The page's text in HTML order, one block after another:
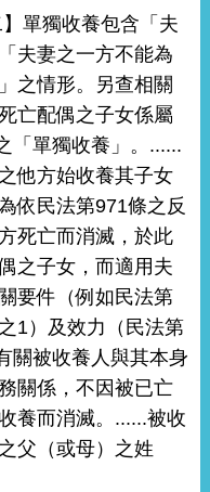
單獨收養包含「夫
夫妻之一方不能為
之情形。另查相關
亡配偶之子女係屬
「單獨收養」。......
他方始收養其子女
依民法第971條之反
死亡而消滅，於此
之子女，而適用夫
要件（例如民法第
1）及效力（民法第
關被收養人與其本身
關係，不因被已亡
養而消滅。......被收
父（或母）之姓